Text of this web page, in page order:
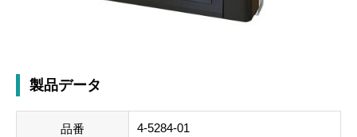
製品データ
品番 4-5284-01